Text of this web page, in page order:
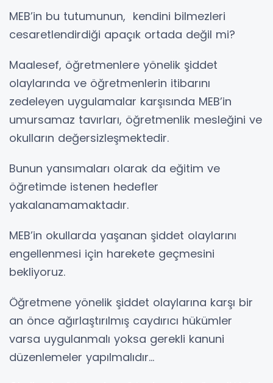
MEB’in bu tutumunun, kendini bilmezleri
cesaretlendirdiği apaçık ortada değil mi?
Maalesef, öğretmenlere yönelik şiddet
olaylarında ve öğretmenlerin itibarını
zedeleyen uygulamalar karşısında MEB’in
umursamaz tavırları, öğretmenlik mesleğini ve
okulların değersizleşmektedir.
Bunun yansımaları olarak da eğitim ve
öğretimde istenen hedefler
yakalanamamaktadır.
MEB’in okullarda yaşanan şiddet olaylarını
engellenmesi için harekete geçmesini
bekliyoruz.
Öğretmene yönelik şiddet olaylarına karşı bir
an önce ağırlaştırılmış caydırıcı hükümler
varsa uygulanmalı yoksa gerekli kanuni
düzenlemeler yapılmalıdır…